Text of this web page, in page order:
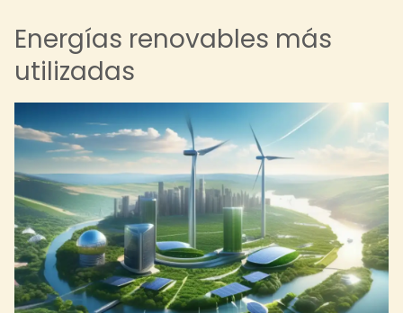
Energías renovables más
utilizadas